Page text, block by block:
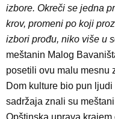
izbore. Okreči se jedna
krov, promeni po koji
izbori prođu, niko više u
meštanin Malog
posetili ovu malu mesnu
Dom kulture bio pun
sadržaja znali su
Opštinska uprava